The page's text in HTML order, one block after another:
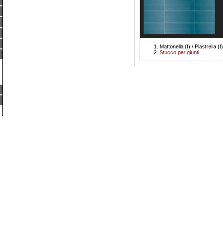
Mattonella (f) / Piastrella (f)
Stucco per giunti